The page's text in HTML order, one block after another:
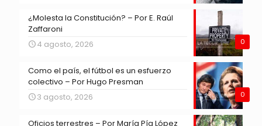
0
¿Molesta la Constitución? – Por E. Raúl
Zaffaroni
4 agosto, 2026
0
Como el país, el fútbol es un esfuerzo
colectivo – Por Hugo Presman
3 agosto, 2026
Oficios terrestres – Por María Pía López